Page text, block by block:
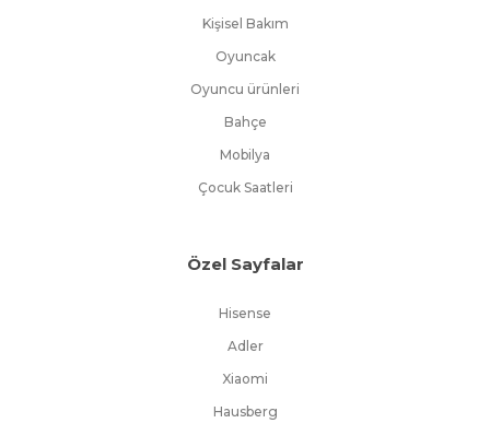
Kişisel Bakım
Oyuncak
Oyuncu ürünleri
Bahçe
Mobilya
Çocuk Saatleri
Özel Sayfalar
Hisense
Adler
Xiaomi
Hausberg